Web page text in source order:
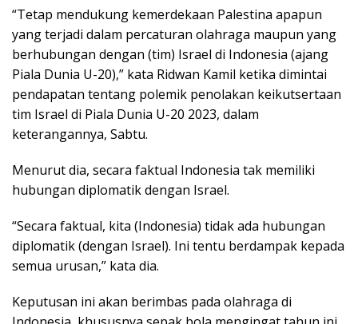
“Tetap mendukung kemerdekaan Palestina apapun
yang terjadi dalam percaturan olahraga maupun yang
berhubungan dengan (tim) Israel di Indonesia (ajang
Piala Dunia U-20),” kata Ridwan Kamil ketika dimintai
pendapatan tentang polemik penolakan keikutsertaan
tim Israel di Piala Dunia U-20 2023, dalam
keterangannya, Sabtu.
Menurut dia, secara faktual Indonesia tak memiliki
hubungan diplomatik dengan Israel.
“Secara faktual, kita (Indonesia) tidak ada hubungan
diplomatik (dengan Israel). Ini tentu berdampak kepada
semua urusan,” kata dia.
Keputusan ini akan berimbas pada olahraga di